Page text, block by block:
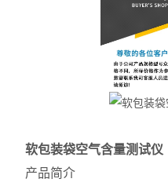
软包装袋空气含量测试仪
产品简介